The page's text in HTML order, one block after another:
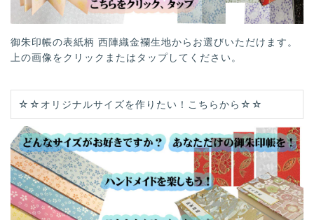
御朱印帳の表紙柄 西陣織金襴生地からお選びいただけます。
上の画像をクリックまたはタップしてください。
☆☆オリジナルサイズを作りたい！こちらから☆☆